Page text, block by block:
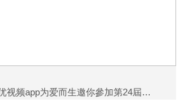
app为爱而生邀你參加第24屆中國光博會